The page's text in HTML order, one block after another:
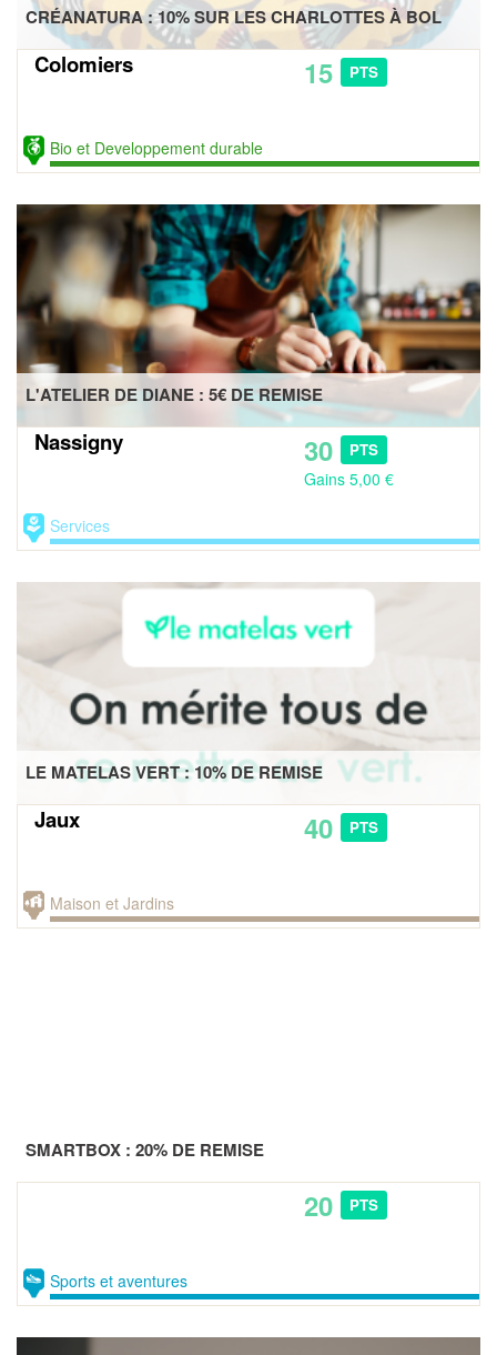
CRÉANATURA : 10% SUR LES CHARLOTTES À BOL
Colomiers 15 PTS
Bio et Developpement durable
L'ATELIER DE DIANE : 5€ DE REMISE
Nassigny 30 PTS
Gains 5,00 €
Services
LE MATELAS VERT : 10% DE REMISE
Jaux 40 PTS
Maison et Jardins
SMARTBOX : 20% DE REMISE
20 PTS
Sports et aventures